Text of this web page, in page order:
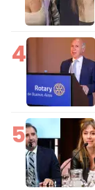
4
5